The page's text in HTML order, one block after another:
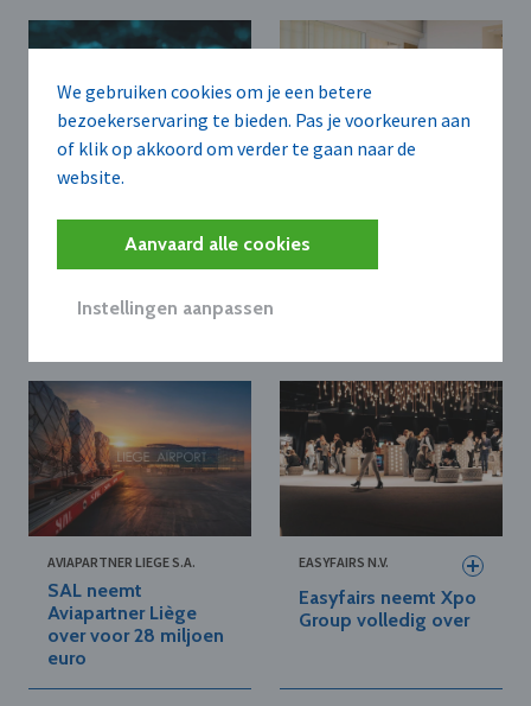
We gebruiken cookies om je een betere
bezoekerservaring te bieden. Pas je voorkeuren aan
of klik op akkoord om verder te gaan naar de
website.
Aanvaard alle cookies
Instellingen aanpassen
beveiliging, incident-
respons en herstel in
Cyber Resilience-
platform
Sweco versterkt
AVIAPARTNER LIEGE S.A.
SAL neemt
Aviapartner Liège
over voor 28 miljoen
euro
EASYFAIRS N.V.
Easyfairs neemt Xpo
Group volledig over